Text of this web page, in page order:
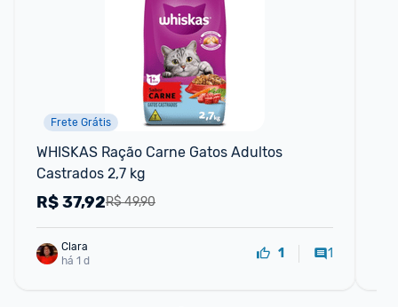
Frete Grátis
WHISKAS Ração Carne Gatos Adultos
Castrados 2,7 kg
R$ 49,90
R$37,92
Clara
há 1 d
1 1